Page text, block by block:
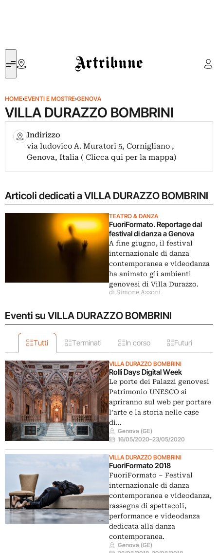
Artribune
HOME›EVENTI E MOSTRE›GENOVA
VILLA DURAZZO BOMBRINI
Indirizzo
via ludovico A. Muratori 5, Cornigliano ,
Genova, Italia ( Clicca qui per la mappa)
Articoli dedicati a VILLA DURAZZO BOMBRINI
TEATRO & DANZA
FuoriFormato. Reportage dal
festival di danza a Genova
A fine giugno, il festival
internazionale di danza
contemporanea e videodanza
ha animato gli ambienti
genovesi di Villa Durazzo.
di Simone Azzoni
Eventi su VILLA DURAZZO BOMBRINI
Tutti Terminati In corso Futuri
VILLA DURAZZO BOMBRINI
Rolli Days Digital Week
Le porte dei Palazzi genovesi
Patrimonio UNESCO si
apriranno sul web per portare
l’arte e la storia nelle case
di…
Genova (GE)
16/05/2020–23/05/2020
VILLA DURAZZO BOMBRINI
FuoriFormato 2018
FuoriFormato – Festival
internazionale di danza
contemporanea e videodanza,
rassegna di spettacoli,
performance e videodanza
dedicata alla danza
contemporanea.
Genova (GE)